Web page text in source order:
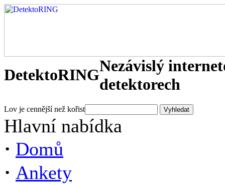
DetektoRINGNezávislý
detektorech
Lov je cennější než kořist
Hlavní nabídka
· Domů
· Ankety